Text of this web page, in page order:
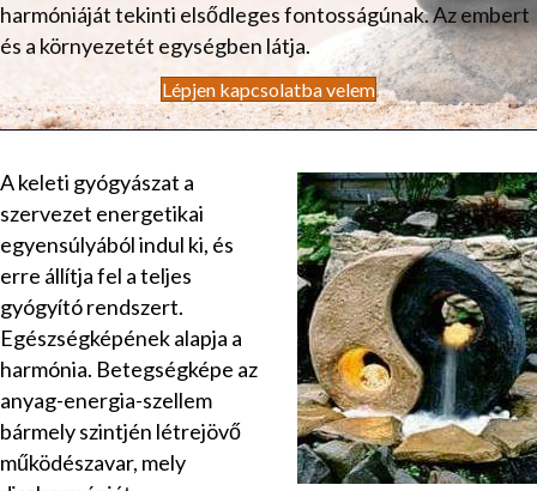
harmóniáját tekinti elsődleges fontosságúnak. Az embert
és a környezetét egységben látja.
Lépjen kapcsolatba velem
A keleti gyógyászat a
szervezet energetikai
egyensúlyából indul ki, és
erre állítja fel a teljes
gyógyító rendszert.
Egészségképének alapja a
harmónia. Betegségképe az
anyag-energia-szellem
bármely szintjén létrejövő
működészavar, mely